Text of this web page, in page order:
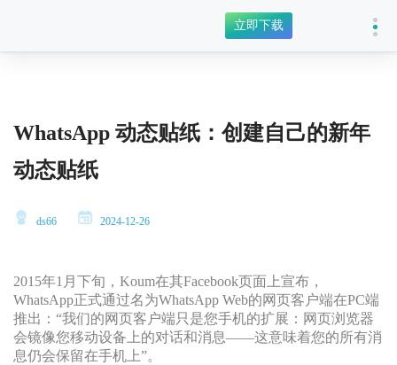
立即下载
WhatsApp 动态贴纸：创建自己的新年
动态贴纸
ds66 2024-12-26
2015年1月下旬，Koum在其Facebook页面上宣布，
WhatsApp正式通过名为WhatsApp Web的网页客户端在PC端
推出：“我们的网页客户端只是您手机的扩展：网页浏览器
会镜像您移动设备上的对话和消息——这意味着您的所有消
息仍会保留在手机上”。